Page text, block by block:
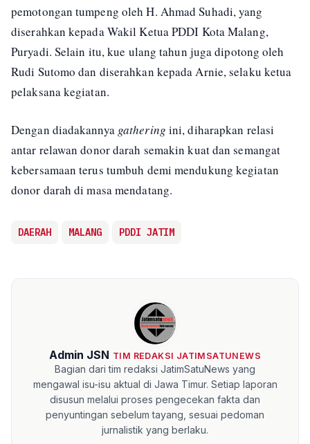
pemotongan tumpeng oleh H. Ahmad Suhadi, yang
diserahkan kepada Wakil Ketua PDDI Kota Malang,
Puryadi. Selain itu, kue ulang tahun juga dipotong oleh
Rudi Sutomo dan diserahkan kepada Arnie, selaku ketua
pelaksana kegiatan.
Dengan diadakannya gathering ini, diharapkan relasi
antar relawan donor darah semakin kuat dan semangat
kebersamaan terus tumbuh demi mendukung kegiatan
donor darah di masa mendatang.
DAERAH MALANG PDDI JATIM
Admin JSN TIM REDAKSI JATIMSATUNEWS
Bagian dari tim redaksi JatimSatuNews yang
mengawal isu-isu aktual di Jawa Timur. Setiap laporan
disusun melalui proses pengecekan fakta dan
penyuntingan sebelum tayang, sesuai pedoman
jurnalistik yang berlaku.